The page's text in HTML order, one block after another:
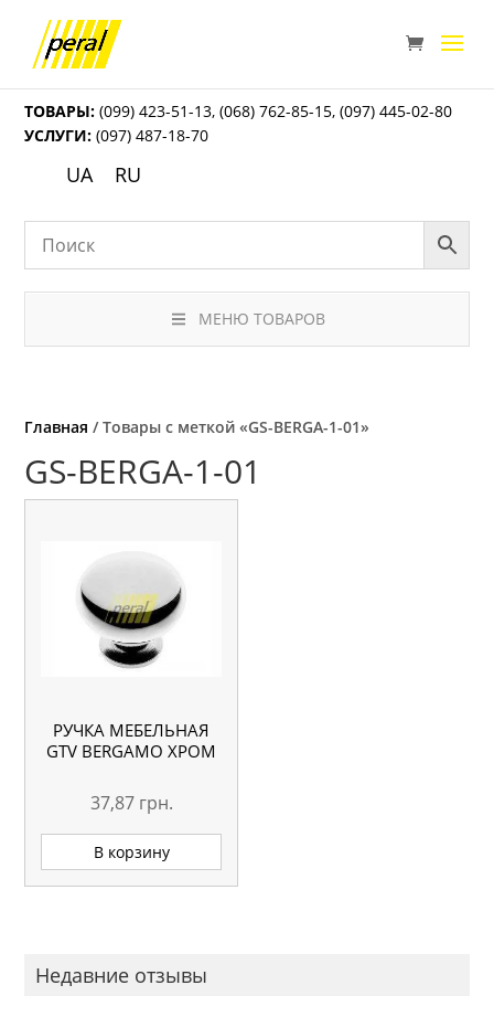
ТОВАРЫ: (099) 423-51-13,(068) 762-85-15,(097) 445-02-80
УСЛУГИ: (097) 487-18-70
UA RU
МЕНЮ ТОВАРОВ
Главная / Товары с меткой «GS-BERGA-1-01»
GS-BERGA-1-01
РУЧКА МЕБЕЛЬНАЯ
GTV BERGAMO ХРОМ
37,87 грн.
В корзину
Недавние отзывы